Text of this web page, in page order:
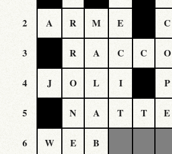
2 A R M E C
3 R A C C O
4 J O L I P
5 N A T T E
6 W E B